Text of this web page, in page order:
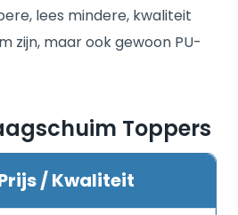
lees mindere, kwaliteit
zijn, maar ook gewoon PU-
Toppers
/ Kwaliteit